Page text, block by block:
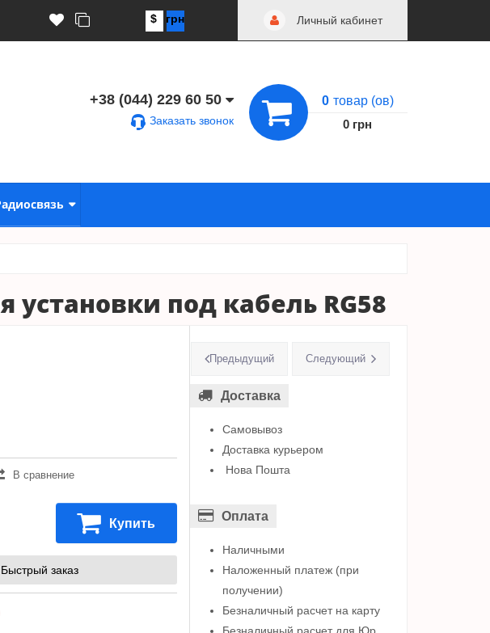
$ грн Личный кабинет
+38 (044) 229 60 50
Заказать звонок
0 товар (ов)
0 грн
под кабель RG58
В сравнение
Купить
Быстрый заказ
Предыдущий Следующий
Доставка
Самовывоз
Доставка курьером
Нова Пошта
Оплата
Наличными
Наложенный платеж (при
получении)
Безналичный расчет на карту